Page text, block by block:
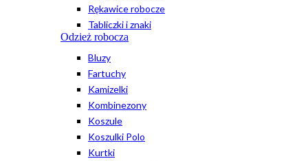
Rękawice robocze
Tabliczki i znaki
Odzież robocza
Bluzy
Fartuchy
Kamizelki
Kombinezony
Koszule
Koszulki Polo
Kurtki